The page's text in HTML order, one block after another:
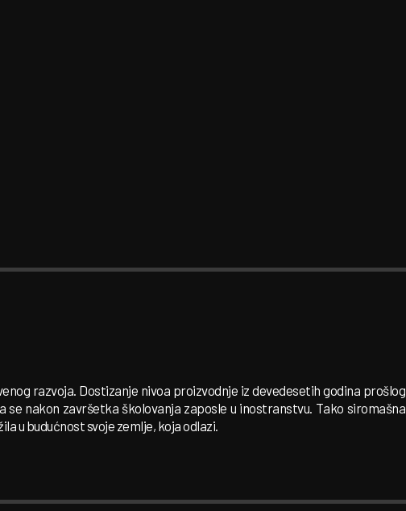
razvoja. Dostizanje nivoa proizvodnje iz devedesetih godina prošlog
nakon završetka školovanja zaposle u inostranstvu. Tako siromašna
u budućnost svoje zemlje, koja odlazi.